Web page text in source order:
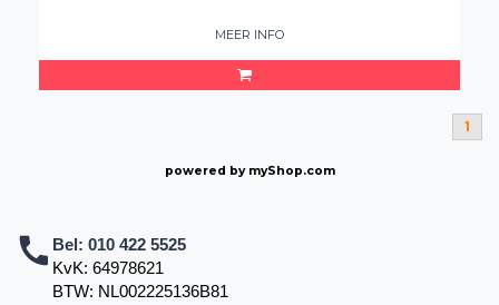
MEER INFO
1
powered by myShop.com
Bel: 010 422 5525
KvK: 64978621
BTW: NL002225136B81